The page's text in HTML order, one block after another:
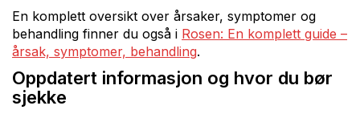
En komplett oversikt over årsaker, symptomer og
behandling finner du også i Rosen: En komplett guide –
årsak, symptomer, behandling.
Oppdatert informasjon og hvor du bør
sjekke